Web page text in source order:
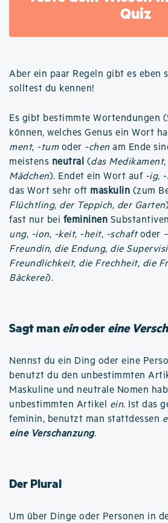
Quiz
Aber ein paar Regeln gibt es eben
solltest du kennen!
Es gibt bestimmte Wortendungen
können, welches Genus ein Wort
ment, -tumoder -chen am Ende
meistens neutral (das Medikament,
Mädchen). Endet ein Wort auf -ig,
das Wort sehr oft maskulin (zum
Flüchtling, der Teppich, der Garten
fast nur bei femininen
ung, -ion, -keit, -heit, -schaftoder
Freundin, die Endung, die
Freundlichkeit, die Frechheit, die
Bäckerei).
Sagt maneinodereine
Nennst du ein Ding oder eine
benutzt du den unbestimmten
Maskuline und neutrale Nomen
unbestimmten Artikel ein. Ist das
feminin, benutzt man stattdessen
eine Verschanzung.
Der Plural
Um über Dinge oder Personen in